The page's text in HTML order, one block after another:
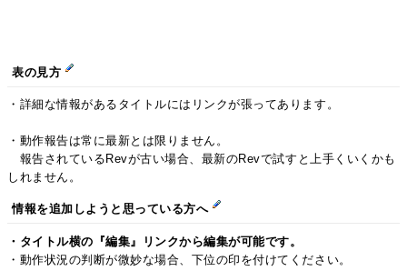
表の見方
・詳細な情報があるタイトルにはリンクが張ってあります。
・動作報告は常に最新とは限りません。
報告されているRevが古い場合、最新のRevで試すと上手くいくかも
しれません。
情報を追加しようと思っている方へ
・タイトル横の『編集』リンクから編集が可能です。
・動作状況の判断が微妙な場合、下位の印を付けてください。